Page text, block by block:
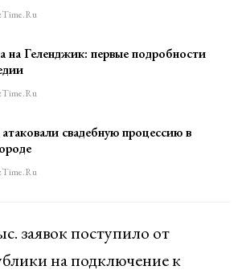
на Геленджик: первые подробности
свадебную процессию в
заявок поступило от
на подключение к